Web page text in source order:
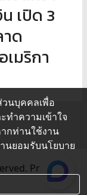
เปิด 3
ด
เมริกา
Privacy
นบุคคลเพื่อ
ำความเข้าใจ
ากท่านใช้งาน
นยอมรับนโยบาย